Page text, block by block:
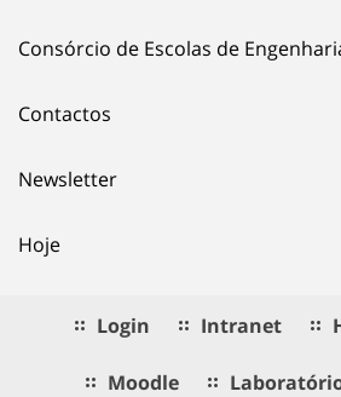
Consórcio de Escolas de
Contactos
Newsletter
Hoje
Login Intranet
Moodle